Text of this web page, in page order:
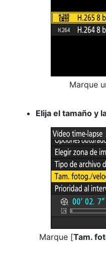
Marque
Elija el tamaño y
Marque [Tam.